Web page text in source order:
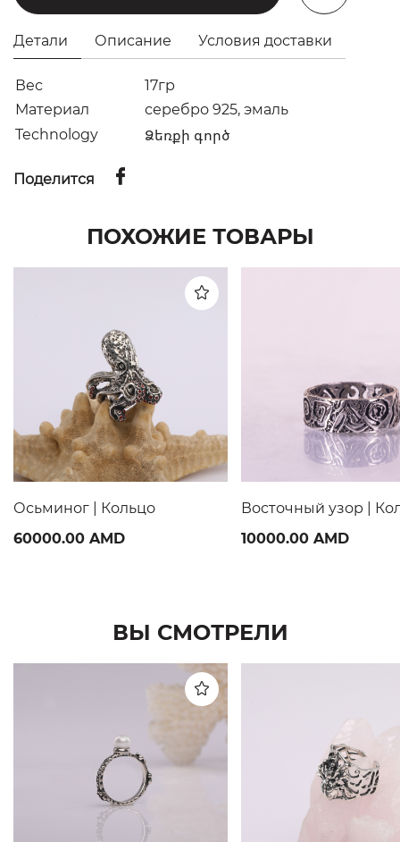
Детали Описание Условия доставки
Вес
17гр
Материал
серебро 925, эмаль
Technology
Ձեռքի գործ
Поделится
ПОХОЖИЕ ТОВАРЫ
Осьминог | Кольцо
60000.00 AMD
Восточный узор |
10000.00 AMD
ВЫ СМОТРЕЛИ